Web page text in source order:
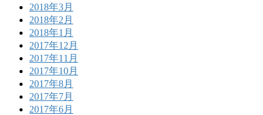
2018年3月
2018年2月
2018年1月
2017年12月
2017年11月
2017年10月
2017年8月
2017年7月
2017年6月